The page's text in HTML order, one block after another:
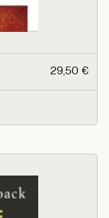
29,50 €